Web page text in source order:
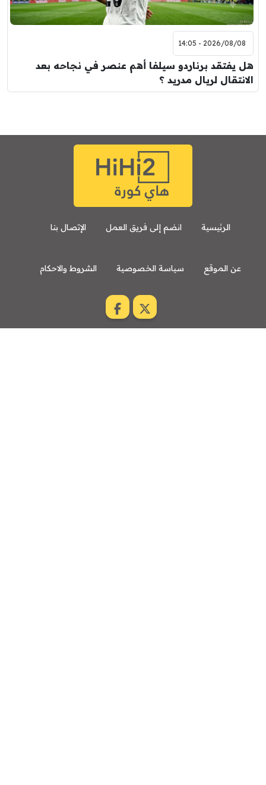
2026/08/08 - 14:05
هل يفتقد برناردو سيلفا أهم عنصر في نجاحه بعد
الانتقال لريال مدريد ؟
الرئيسية انضم إلى فريق العمل الإتصال بنا
عن الموقع سياسة الخصوصية الشروط والاحكام